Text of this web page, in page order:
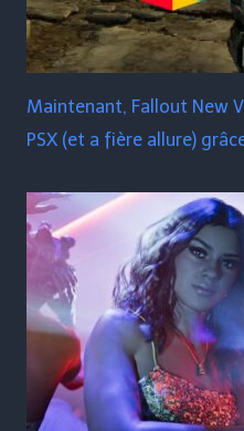
Maintenant, Fallout New
PSX (et a fière allure)